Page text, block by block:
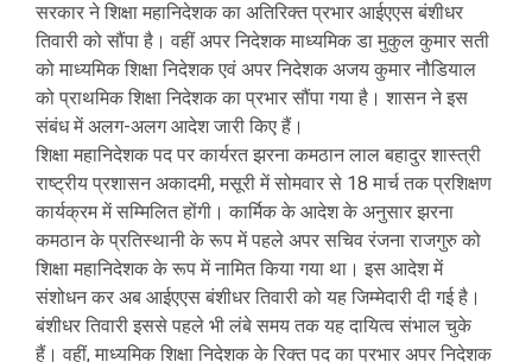
सरकार ने शिक्षा महानिदेशक का अतिरिक्त प्रभार आईएएस बंशीधर
तिवारी को सौंपा है। वहीं अपर निदेशक माध्यमिक डा मुकुल कुमार सती
को माध्यमिक शिक्षा निदेशक एवं अपर निदेशक अजय कुमार नौडियाल
को प्राथमिक शिक्षा निदेशक का प्रभार सौंपा गया है। शासन ने इस
संबंध में अलग-अलग आदेश जारी किए हैं।
शिक्षा महानिदेशक पद पर कार्यरत झरना कमठान लाल बहादुर शास्त्री
राष्ट्रीय प्रशासन अकादमी, मसूरी में सोमवार से 18 मार्च तक प्रशिक्षण
कार्यक्रम में सम्मिलित होंगी। कार्मिक के आदेश के अनुसार झरना
कमठान के प्रतिस्थानी के रूप में पहले अपर सचिव रंजना राजगुरु को
शिक्षा महानिदेशक के रूप में नामित किया गया था। इस आदेश में
संशोधन कर अब आईएएस बंशीधर तिवारी को यह जिम्मेदारी दी गई है।
बंशीधर तिवारी इससे पहले भी लंबे समय तक यह दायित्व संभाल चुके
हैं। वहीं, माध्यमिक शिक्षा निदेशक के रिक्त पद का प्रभार अपर निदेशक